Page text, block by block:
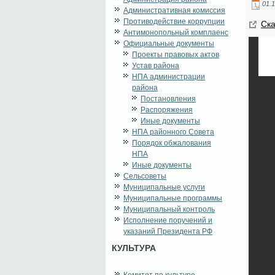
Административная комиссия
Противодействие коррупции
Антимонопольный комплаенс
Официальные документы
Проекты правовых актов
Устав района
НПА администрации
района
Постановления
Распоряжения
Иные документы
НПА районного Совета
Порядок обжалования
НПА
Иные документы
Сельсоветы
Муниципальные услуги
Муниципальные программы
Муниципальный контроль
Исполнение поручений и
указаний Президента РФ
КУЛЬТУРА